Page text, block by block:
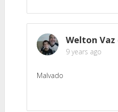
Welton Vaz
9 years ago
Malvado